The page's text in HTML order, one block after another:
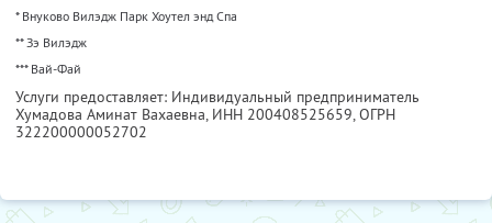
* Внуково Вилэдж Парк Хоутел энд Спа
** Зэ Вилэдж
*** Вай-Фай
Услуги предоставляет: Индивидуальный предприниматель
Хумадова Аминат Вахаевна, ИНН 200408525659, ОГРН
322200000052702